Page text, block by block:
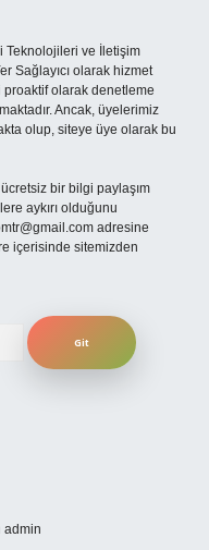
Teknolojileri ve İletişim
Sağlayıcı olarak hizmet
olarak denetleme
Ancak, üyelerimiz
olup, siteye üye olarak bu
bir bilgi paylaşım
aykırı olduğunu
adresine
içerisinde sitemizden
admin